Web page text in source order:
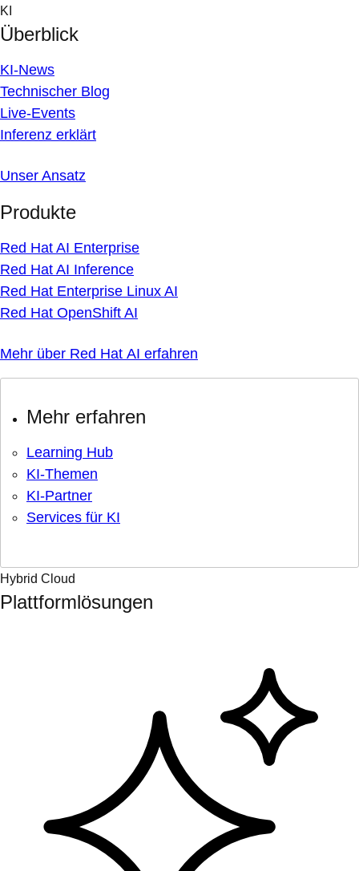
Skip
to
content
KI
Überblick
KI-News
Technischer Blog
Live-Events
Inferenz erklärt
Unser Ansatz
Produkte
Red Hat AI Enterprise
Red Hat AI Inference
Red Hat Enterprise Linux AI
Red Hat OpenShift AI
Mehr über Red Hat AI erfahren
Mehr erfahren
Learning Hub
KI-Themen
KI-Partner
Services für KI
Hybrid Cloud
Plattformlösungen